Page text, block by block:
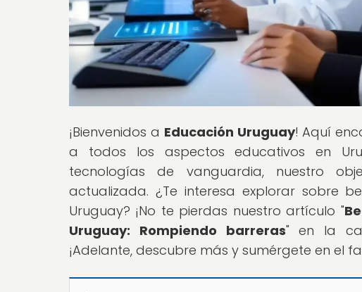
¡Bienvenidos a Educación Uruguay! Aquí
a todos los aspectos educativos en
tecnologías de vanguardia, nuestro
actualizada. ¿Te interesa explorar sobre
Uruguay? ¡No te pierdas nuestro artículo "
Uruguay: Rompiendo barreras" en la
¡Adelante, descubre más y sumérgete en el